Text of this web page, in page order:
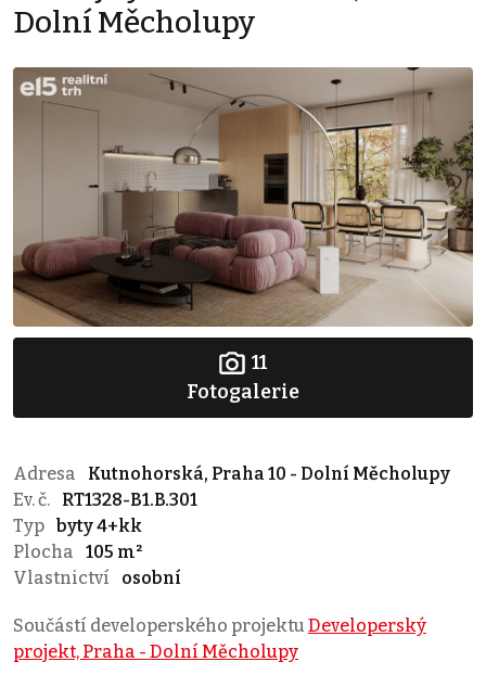
Dolní Měcholupy
11
Fotogalerie
Adresa
Kutnohorská, Praha 10 - Dolní Měcholupy
Ev. č.
RT1328-B1.B.301
Typ byty 4+kk
Plocha
105 m²
Vlastnictví
osobní
Součástí developerského projektu Developerský
projekt, Praha - Dolní Měcholupy